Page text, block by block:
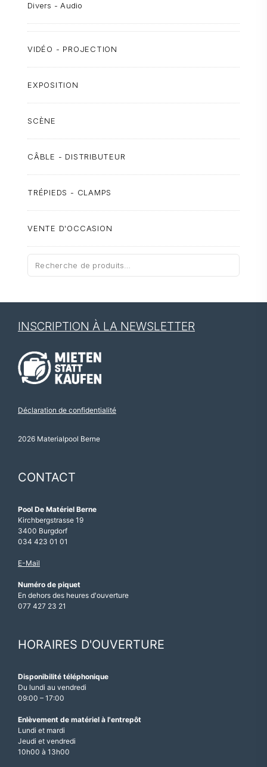
Divers - Audio
VIDÉO - PROJECTION
EXPOSITION
SCÈNE
CÂBLE - DISTRIBUTEUR
TRÉPIEDS - CLAMPS
VENTE D'OCCASION
Recherche
pour :
INSCRIPTION À LA NEWSLETTER
Déclaration de confidentialité
2026 Materialpool Berne
CONTACT
Pool De Matériel Berne
Kirchbergstrasse 19
3400 Burgdorf
034 423 01 01
E-Mail
Numéro de piquet
En dehors des heures d'ouverture
077 427 23 21
HORAIRES D'OUVERTURE
Disponibilité téléphonique
Du lundi au vendredi
09:00 – 17:00
Enlèvement de matériel à l'entrepôt
Lundi et mardi
Jeudi et vendredi
10h00 à 13h00